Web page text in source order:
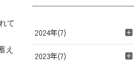
て
え
2024年(7)
2023年(7)